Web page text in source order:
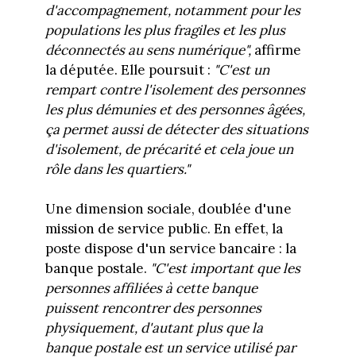
d'accompagnement, notamment pour les
populations les plus fragiles et les plus
déconnectés au sens numérique", affirme
la députée. Elle poursuit : "C'est un
rempart contre l'isolement des personnes
les plus démunies et des personnes âgées,
ça permet aussi de détecter des situations
d'isolement, de précarité et cela joue un
rôle dans les quartiers."
Une dimension sociale, doublée d'une
mission de service public. En effet, la
poste dispose d'un service bancaire : la
banque postale. "C'est important que les
personnes affiliées à cette banque
puissent rencontrer des personnes
physiquement, d'autant plus que la
banque postale est un service utilisé par